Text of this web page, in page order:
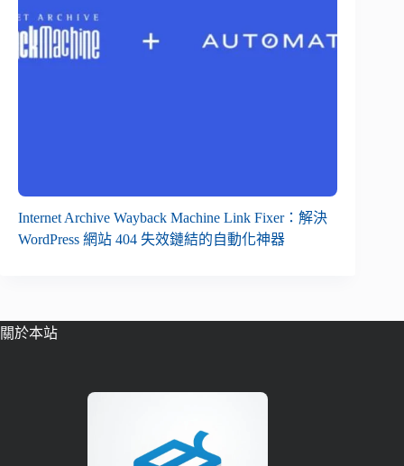
Internet Archive Wayback Machine Link Fixer：解決
WordPress 網站 404 失效鏈結的自動化神器
關於本站